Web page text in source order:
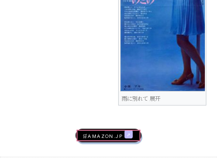
雨に別れて 展开
🛒AMAZON.jp